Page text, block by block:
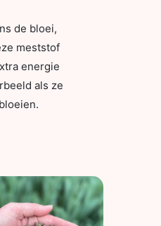
de bloei,
meststof
energie
als ze